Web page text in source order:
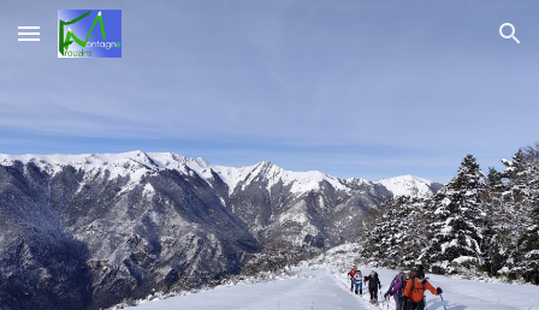
Skip to main content Skip to navigation